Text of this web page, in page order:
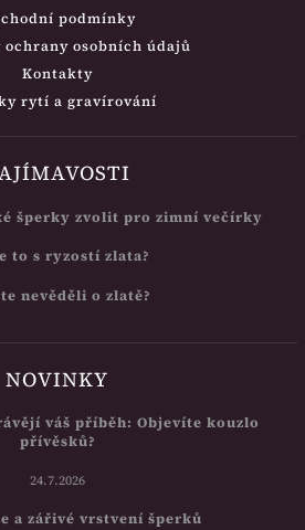
podmínky
ochrany osobních údajů
Kontakty
rytí a gravírování
šperky zvolit pro zimní večírky
to s ryzostí zlata?
nevěděli o zlatě?
NOVINKY
váš příběh: Objevíte kouzlo
přívěsků?
24.7.2026
a zářivé vrstvení šperků